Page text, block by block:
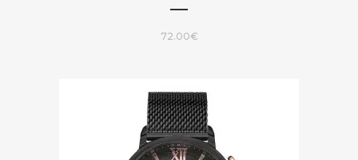
72.00€